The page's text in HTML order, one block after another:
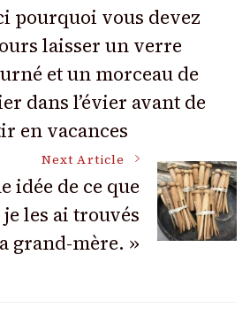
pourquoi vous devez
laisser un verre
et un morceau de
dans l’évier avant de
en vacances
Next Article
idée de ce que
je les ai trouvés
grand-mère. »